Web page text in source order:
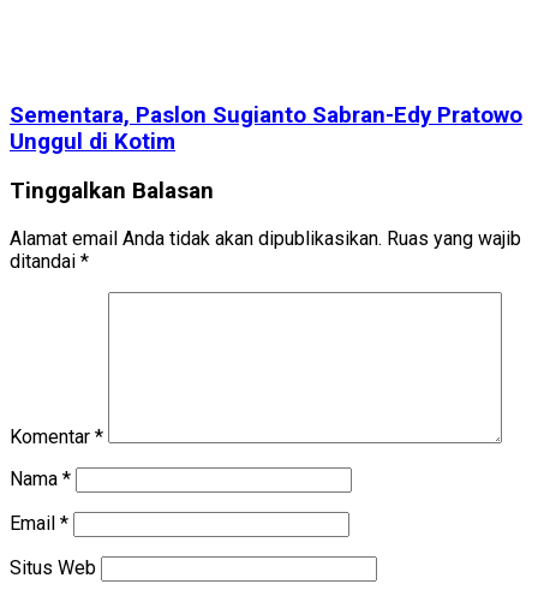
Sementara, Paslon Sugianto Sabran-Edy Pratowo
Unggul di Kotim
Tinggalkan Balasan
Alamat email Anda tidak akan dipublikasikan. Ruas yang wajib
ditandai *
Komentar *
Nama *
Email *
Situs Web